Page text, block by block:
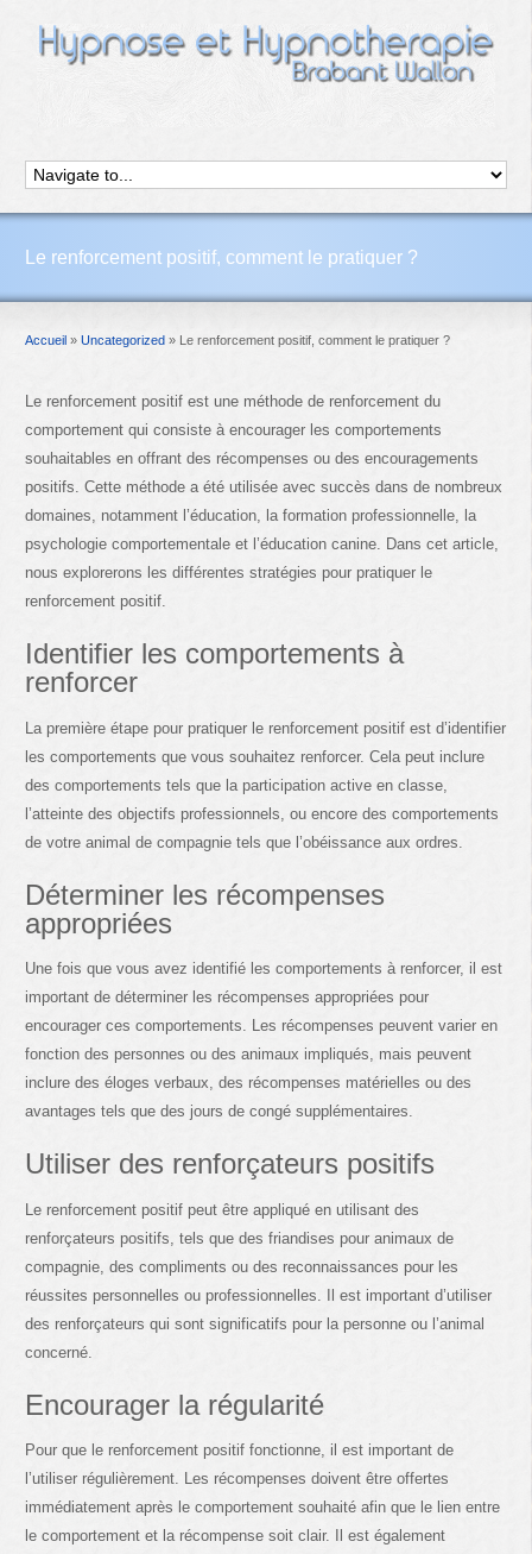
Le renforcement positif, comment le pratiquer ?
Accueil » Uncategorized » Le renforcement positif, comment le pratiquer ?
Le renforcement positif est une méthode de renforcement du
comportement qui consiste à encourager les comportements
souhaitables en offrant des récompenses ou des encouragements
positifs. Cette méthode a été utilisée avec succès dans de nombreux
domaines, notamment l’éducation, la formation professionnelle, la
psychologie comportementale et l’éducation canine. Dans cet article,
nous explorerons les différentes stratégies pour pratiquer le
renforcement positif.
Identifier les comportements à
renforcer
La première étape pour pratiquer le renforcement positif est d’identifier
les comportements que vous souhaitez renforcer. Cela peut inclure
des comportements tels que la participation active en classe,
l’atteinte des objectifs professionnels, ou encore des comportements
de votre animal de compagnie tels que l’obéissance aux ordres.
Déterminer les récompenses
appropriées
Une fois que vous avez identifié les comportements à renforcer, il est
important de déterminer les récompenses appropriées pour
encourager ces comportements. Les récompenses peuvent varier en
fonction des personnes ou des animaux impliqués, mais peuvent
inclure des éloges verbaux, des récompenses matérielles ou des
avantages tels que des jours de congé supplémentaires.
Utiliser des renforçateurs positifs
Le renforcement positif peut être appliqué en utilisant des
renforçateurs positifs, tels que des friandises pour animaux de
compagnie, des compliments ou des reconnaissances pour les
réussites personnelles ou professionnelles. Il est important d’utiliser
des renforçateurs qui sont significatifs pour la personne ou l’animal
concerné.
Encourager la régularité
Pour que le renforcement positif fonctionne, il est important de
l’utiliser régulièrement. Les récompenses doivent être offertes
immédiatement après le comportement souhaité afin que le lien entre
le comportement et la récompense soit clair. Il est également